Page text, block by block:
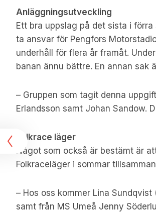
Anläggningsutveckling
Ett bra uppslag på det sista i
ta ansvar för Pengfors
underhåll för flera år framåt.
banan ännu bättre. En annan
– Gruppen som tagit denna
Erlandsson samt Johan Sandow.
Folkrace läger
Något som också är bestämt är
Folkraceläger i sommar
– Hos oss kommer Lina
samt från MS Umeå Jenny